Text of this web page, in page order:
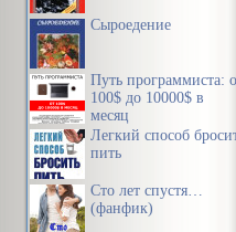
Сыроедение
Путь программиста:
100$ до 10000$ в
месяц
Легкий способ
пить
Сто лет спустя…
(фанфик)